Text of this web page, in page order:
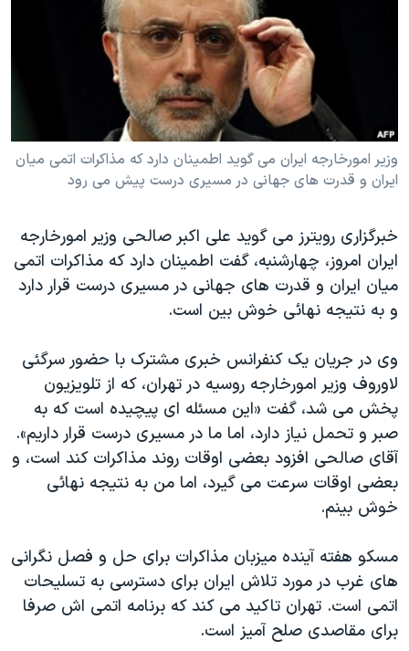
حقوق شهروندی
علم و فناوری
گالری عکس
انتخابات ریاست جمهوری آمریکا ۲۰۲۴
حمله جمهوری اسلامی به اسرائیل
رمز مهسا
اعتراضات زن، زندگی، آزادی
تریبونال مردمی آبان ۹۸
دادگاه حمید نوری
چهل سال گروگان‌گیری
اعتراضات مردمی آبان ۹۸
اسرائیل در جنگ
نرگس محمدی برنده جایزه نوبل صلح
همایش محافظه‌کاران آمریکا «سی‌پک»
صفحه‌های ویژه
زبانهای مختلف
وزیر امورخارجه ایران می گوید اطمینان دارد که مذاکرات اتمی میان
ایران و قدرت های جهانی در مسیری درست پیش می رود
خبرگزاری رویترز می گوید علی اکبر صالحی وزیر امورخارجه
ایران امروز، چهارشنبه، گفت اطمینان دارد که مذاکرات اتمی
میان ایران و قدرت های جهانی در مسیری درست قرار دارد
و به نتیجه نهائی خوش بین است.
وی در جریان یک کنفرانس خبری مشترک با حضور سرگئی
لاوروف وزیر امورخارجه روسیه در تهران، که از تلویزیون
پخش می شد، گفت «این مسئله ای پیچیده است که به
صبر و تحمل نیاز دارد، اما ما در مسیری درست قرار داریم».
آقای صالحی افزود بعضی اوقات روند مذاکرات کند است، و
بعضی اوقات سرعت می گیرد، اما من به نتیجه نهائی
خوش بینم.
مسکو هفته آینده میزبان مذاکرات برای حل و فصل نگرانی
های غرب در مورد تلاش ایران برای دسترسی به تسلیحات
اتمی است. تهران تاکید می کند که برنامه اتمی اش صرفا
برای مقاصدی صلح آمیز است.